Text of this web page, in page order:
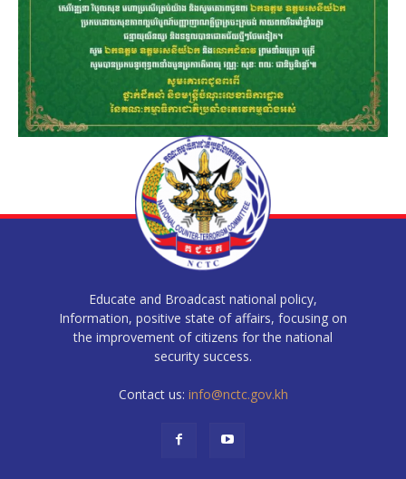
Educate and Broadcast national policy,
Information, positive state of affairs, focusing on
the improvement of citizens for the national
security success.
Contact us: info@nctc.gov.kh